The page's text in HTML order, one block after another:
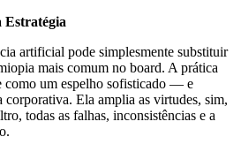
Estratégia
artificial pode simplesmente substituir
mais comum no board. A prática
como um espelho sofisticado — e
Ela amplia as virtudes, sim,
todas as falhas, inconsistências e a